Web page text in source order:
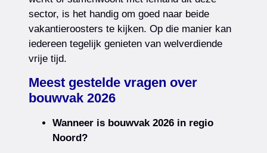
sector, is het handig om goed naar beide
vakantieroosters te kijken. Op die manier kan
iedereen tegelijk genieten van welverdiende
vrije tijd.
Meest gestelde vragen over
bouwvak 2026
Wanneer is bouwvak 2026 in regio
Noord?